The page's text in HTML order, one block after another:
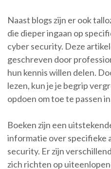
Naast blogs zijn er ook
die dieper ingaan op
cyber security. Deze
geschreven door
hun kennis willen delen.
lezen, kun je je begrip
opdoen om toe te passen
Boeken zijn een
informatie over specifieke
security. Er zijn
zich richten op